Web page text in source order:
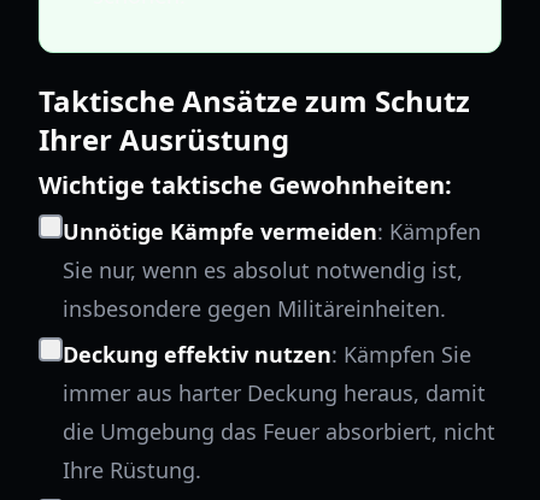
Taktische Ansätze zum Schutz
Ihrer Ausrüstung
Wichtige taktische Gewohnheiten:
Unnötige Kämpfe vermeiden: Kämpfen
Sie nur, wenn es absolut notwendig ist,
insbesondere gegen Militäreinheiten.
Deckung effektiv nutzen: Kämpfen Sie
immer aus harter Deckung heraus, damit
die Umgebung das Feuer absorbiert, nicht
Ihre Rüstung.